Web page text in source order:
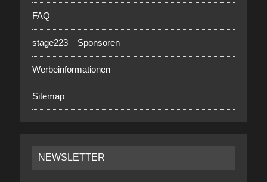
FAQ
stage223 – Sponsoren
Werbeinformationen
Sitemap
NEWSLETTER